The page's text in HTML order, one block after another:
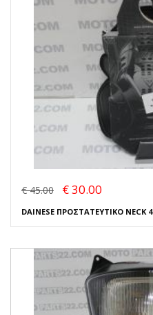
€ 45.00 € 30.00
DAINESE ΠΡΟΣΤΑΤΕΥΤΙΚΟ NECK 4